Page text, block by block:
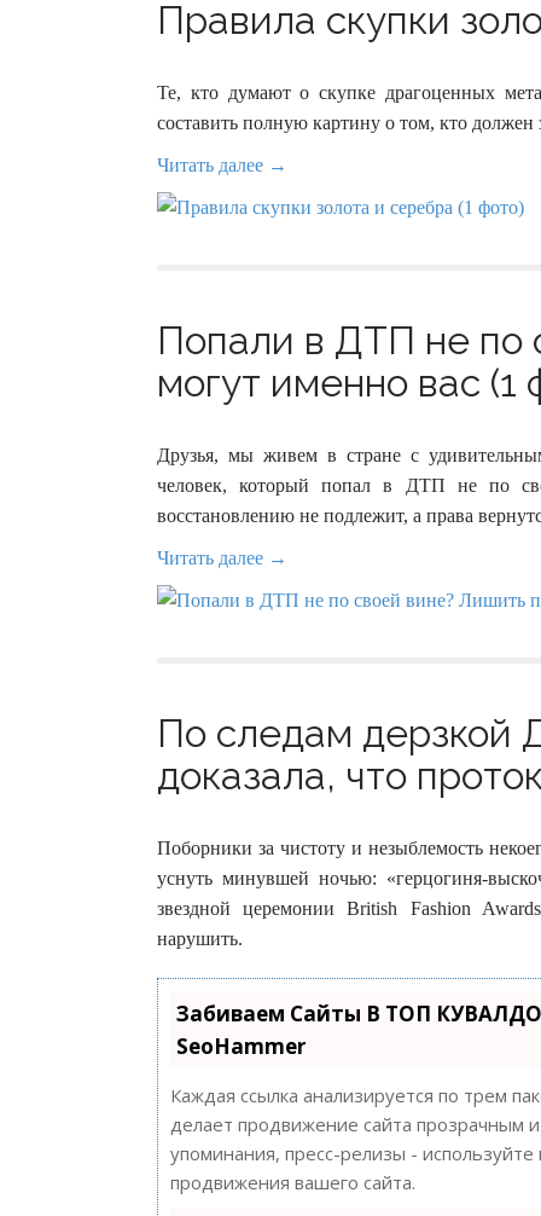
Правила скупки
Те, кто думают о скупке драгоценных
составить полную картину о том, кто
Читать далее →
Попали в ДТП не по
могут именно вас (1
Друзья, мы живем в стране с
человек, который попал в ДТП не по
восстановлению не подлежит, а права
Читать далее →
По следам дерзкой
доказала, что
Поборники за чистоту и незыблемость
уснуть минувшей ночью: «герцогиня-
звездной церемонии British Fashion
нарушить.
Забиваем Сайты В ТОП
SeoHammer
Каждая ссылка анализируется по трем
делает продвижение сайта прозрачным
упоминания, пресс-релизы -
продвижения вашего сайта.